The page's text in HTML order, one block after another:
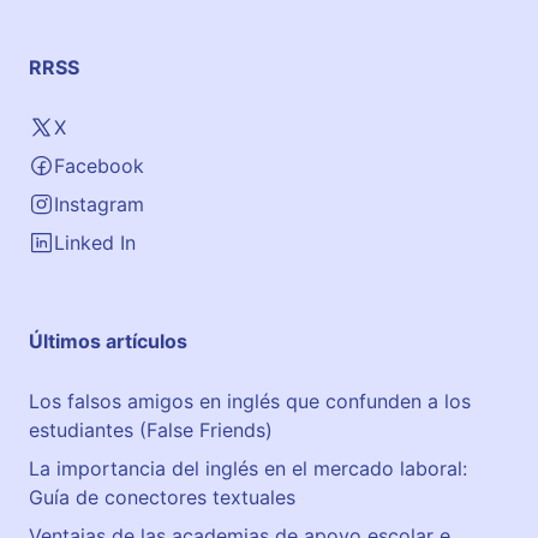
RRSS
X
Facebook
Instagram
Linked In
Últimos artículos
Los falsos amigos en inglés que confunden a los
estudiantes (False Friends)
La importancia del inglés en el mercado laboral:
Guía de conectores textuales